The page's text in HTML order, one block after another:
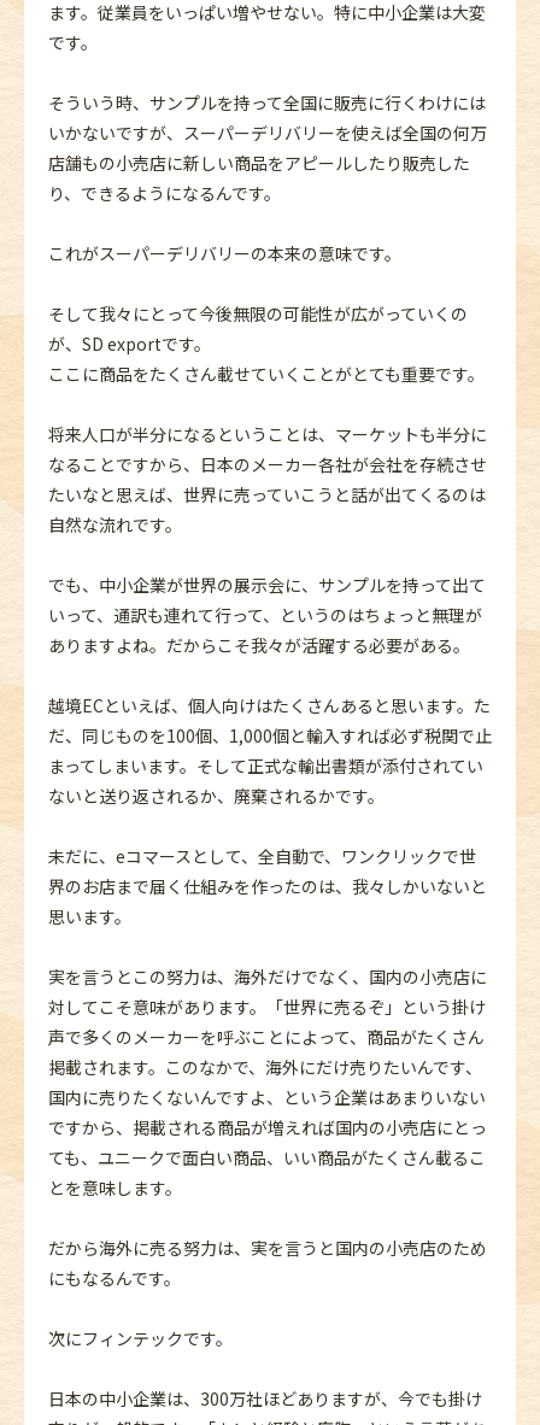
ます。従業員をいっぱい増やせない。特に中小企業は大変
です。
そういう時、サンプルを持って全国に販売に行くわけには
いかないですが、スーパーデリバリーを使えば全国の何万
店舗もの小売店に新しい商品をアピールしたり販売した
り、できるようになるんです。
これがスーパーデリバリーの本来の意味です。
そして我々にとって今後無限の可能性が広がっていくの
が、SD exportです。
ここに商品をたくさん載せていくことがとても重要です。
将来人口が半分になるということは、マーケットも半分に
なることですから、日本のメーカー各社が会社を存続させ
たいなと思えば、世界に売っていこうと話が出てくるのは
自然な流れです。
でも、中小企業が世界の展示会に、サンプルを持って出て
いって、通訳も連れて行って、というのはちょっと無理が
ありますよね。だからこそ我々が活躍する必要がある。
越境ECといえば、個人向けはたくさんあると思います。た
だ、同じものを100個、1,000個と輸入すれば必ず税関で止
まってしまいます。そして正式な輸出書類が添付されてい
ないと送り返されるか、廃棄されるかです。
未だに、eコマースとして、全自動で、ワンクリックで世
界のお店まで届く仕組みを作ったのは、我々しかいないと
思います。
実を言うとこの努力は、海外だけでなく、国内の小売店に
対してこそ意味があります。「世界に売るぞ」という掛け
声で多くのメーカーを呼ぶことによって、商品がたくさん
掲載されます。このなかで、海外にだけ売りたいんです、
国内に売りたくないんですよ、という企業はあまりいない
ですから、掲載される商品が増えれば国内の小売店にとっ
ても、ユニークで面白い商品、いい商品がたくさん載るこ
とを意味します。
だから海外に売る努力は、実を言うと国内の小売店のため
にもなるんです。
次にフィンテックです。
日本の中小企業は、300万社ほどありますが、今でも掛け